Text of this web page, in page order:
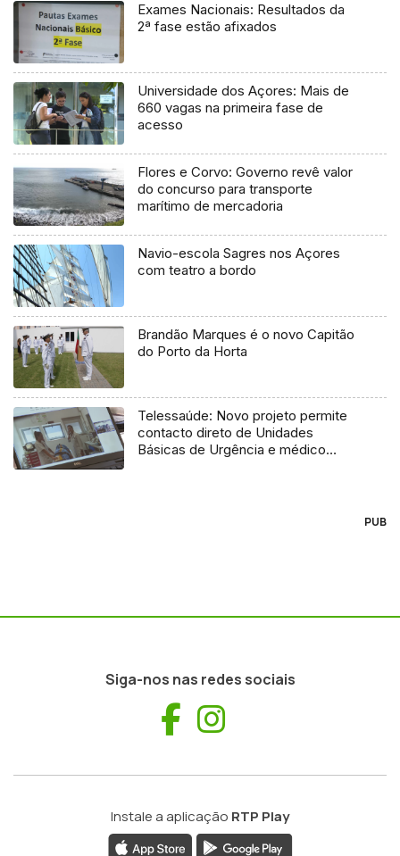
Exames Nacionais: Resultados da
2ª fase estão afixados
Universidade dos Açores: Mais de
660 vagas na primeira fase de
acesso
Flores e Corvo: Governo revê valor
do concurso para transporte
marítimo de mercadoria
Navio-escola Sagres nos Açores
com teatro a bordo
Brandão Marques é o novo Capitão
do Porto da Horta
Telessaúde: Novo projeto permite
contacto direto de Unidades
Básicas de Urgência e médico
PUB
Siga-nos nas redes sociais
Facebook
Instale a aplicação RTP Play